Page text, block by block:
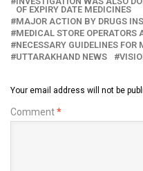
OF EXPIRY DATE MEDICINES
MAJOR ACTION BY DRUGS
MEDICAL STORE OPERATORS
NECESSARY GUIDELINES FOR
UTTARAKHAND NEWS
Your email address will not be
Comment*